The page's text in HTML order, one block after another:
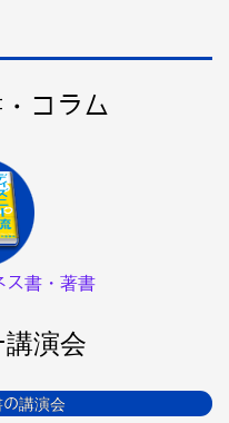
コラム
ス書・著書
演会
講演会